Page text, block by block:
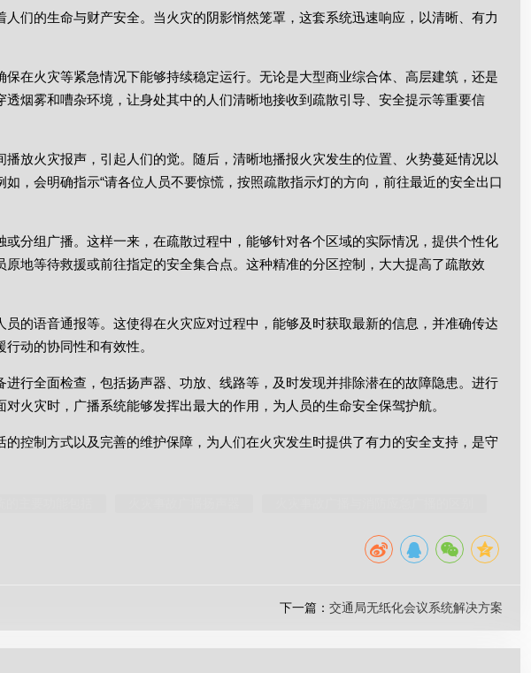
们的生命与财产安全。当火灾的阴影悄然笼罩，这套系统迅速响应，以清晰、有力
在火灾等紧急情况下能够持续稳定运行。无论是大型商业综合体、高层建筑，还是
烟雾和嘈杂环境，让身处其中的人们清晰地接收到疏散引导、安全提示等重要信
放火灾报声，引起人们的觉。随后，清晰地播报火灾发生的位置、火势蔓延情况以
，会明确指示“请各位人员不要惊慌，按照疏散指示灯的方向，前往最近的安全出口
分组广播。这样一来，在疏散过程中，能够针对各个区域的实际情况，提供个性化
地等待救援或前往指定的安全集合点。这种精准的分区控制，大大提高了疏散效
的语音通报等。这使得在火灾应对过程中，能够及时获取最新的信息，并准确传达
动的协同性和有效性。
行全面检查，包括扬声器、功放、线路等，及时发现并排除潜在的故障隐患。进行
火灾时，广播系统能够发挥出最大的作用，为人员的生命安全保驾护航。
控制方式以及完善的维护保障，为人们在火灾发生时提供了有力的安全支持，是守
下一篇： 交通局无纸化会议系统解决方案